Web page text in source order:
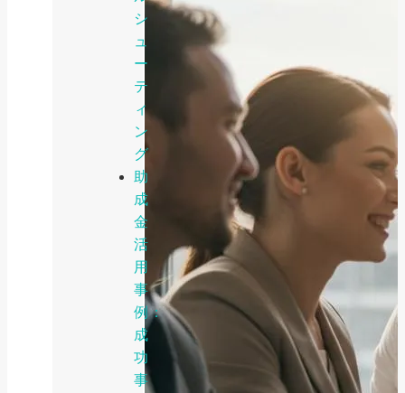
シ
ュ
ー
テ
ィ
ン
グ
助
成
金
活
用
事
例：
成
功
事